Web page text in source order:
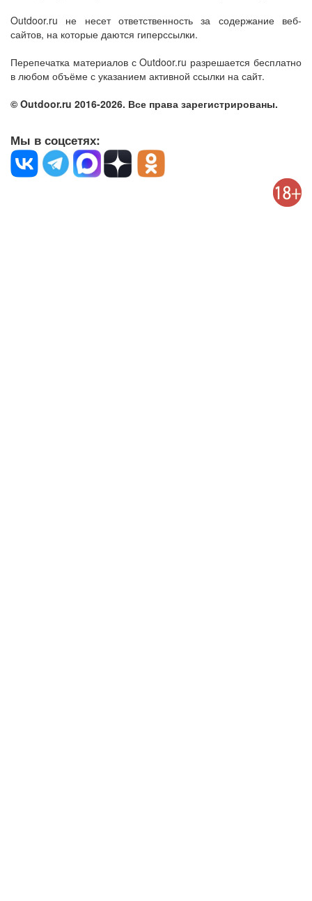
Outdoor.ru не несет ответственность за содержание веб-
сайтов, на которые даются гиперссылки.
Перепечатка материалов с Outdoor.ru разрешается бесплатно
в любом объёме с указанием активной ссылки на сайт.
© Outdoor.ru 2016-2026. Все права зарегистрированы.
Мы в соцсетях: